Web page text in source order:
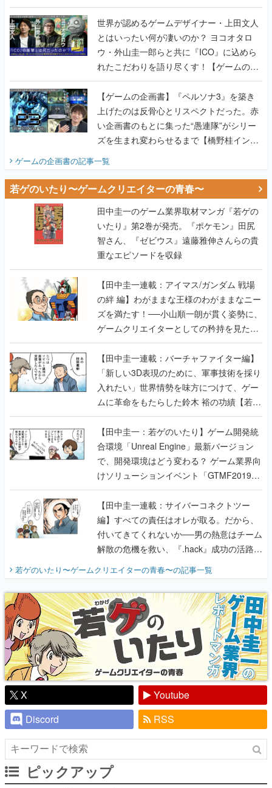
世界が認めるゲームデザイナー・上田文人
とはいったい何が凄いのか？ ヨコオタロ
ウ・外山圭一郎らと共に『ICO』に込めら
れたこだわりを語り尽くす！【ゲームの企
画書】
【ゲームの企画書】『ペルソナ3』を築き
上げたのは反骨心とリスペクトだった。赤
い企画書のもとに集った“愚連隊”がシリー
ズを生まれ変わらせるまで【橋野桂インタ
ゲームの企画書の記事一覧
若ゲのいたり〜ゲームクリエイターの青春〜
田中圭一のゲーム業界取材マンガ『若ゲの
いたり』第2巻が発売。『ポケモン』田尻
智さん、『ゼビウス』遠藤雅伸さんらの貴
重なエピソードを収録
【田中圭一連載：アイマス/ガンダム 戦場
の絆 編】わがままな王様のわがままなニー
ズを満たす！──小山順一朗が貫く姿勢に、
ゲームクリエイターとしての矜持を見た
【若ゲのいたり最終回】
【田中圭一連載：バーチャファイター編】
「新しい3D表現のために、軍事技術を採り
入れたい」世界情勢を味方につけて、ゲー
ムに革命をもたらした鈴木 裕の功績【若ゲ
のいたり】
【田中圭一：若ゲのいたり】ゲーム開発統
合環境「Unreal Engine」最新バージョン
で、開発環境はどう変わる？ ゲーム業界向
けソリューションイベント「GTMF2019」
に行って、より理解を深めよう【PR】
【田中圭一連載：サイバーコネクトツー
編】すべての責任はオレが取る。だから、
付いてきてくれないか──男の熱意はチーム
解散の危機を救い、『.hack』成功の活路を
『少年ジャンプ』色だった【若ゲのいた
り】
若ゲのいたり〜ゲームクリエイターの青春〜の記事一覧
X
Youtube
Discord
RSS
ピックアップ